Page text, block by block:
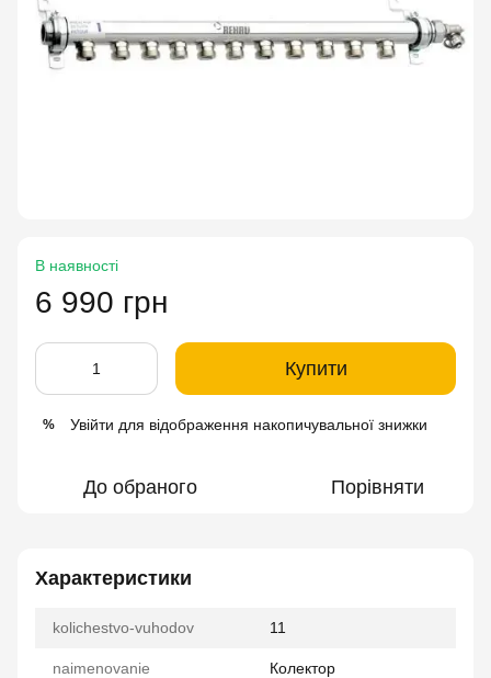
В наявності
6 990 грн
Купити
% Увійти для відображення накопичувальної знижки
До обраного Порівняти
Характеристики
kolichestvo-vuhodov 11
naimenovanie Колектор